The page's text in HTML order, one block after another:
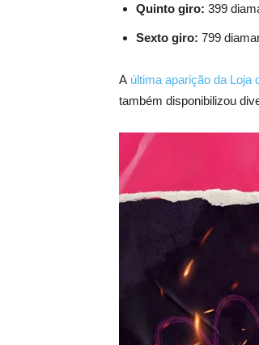
Quinto giro: 399
Sexto giro: 799
A última aparição da Loja
também disponibilizou